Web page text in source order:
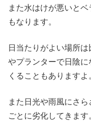
また水はけが悪いと
もなります。
日当たりがよい場所
やプランターで日陰
くることもありますよ
また日光や雨風にさ
ごとに劣化してきま